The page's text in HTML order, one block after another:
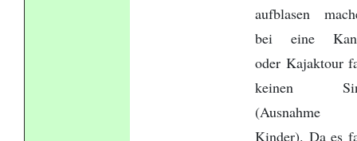
aufblasen
bei eine
oder Kajaktour
keinen
(Ausnahme
Kinder). Da es